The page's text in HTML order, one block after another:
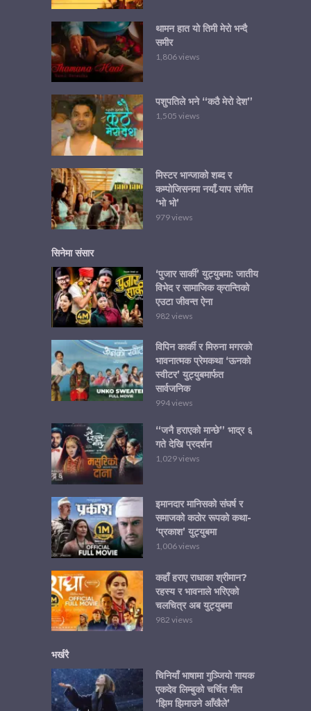
थामन हात यो तिमी मेरो भन्दै
समीर
1,806 views
पशुपतिले भने “कठै मेरो देश”
1,505 views
मिस्टर भान्जाको शब्द र
कम्पोजिसनमा नयाँ र्‍याप संगीत
‘भो भो’
979 views
सिनेमा संसार
‘पुजार सार्की’ युट्युबमा: जातीय
विभेद र सामाजिक क्रान्तिको
एउटा जीवन्त ऐना
982 views
विपिन कार्की र मिरुना मगरको
भावनात्मक प्रेमकथा ‘ऊनको
स्वीटर’ युट्युबमार्फत
सार्वजनिक
994 views
“जनै हराएको मान्छे” भाद्र ६
गते देखि प्रदर्शन
1,029 views
इमानदार मानिसको संघर्ष र
समाजको कठोर रूपको कथा-
‘प्रकाश’ युट्युबमा
1,006 views
कहाँ हराए राधाका श्रीमान?
रहस्य र भावनाले भरिएको
चलचित्र अब युट्युबमा
982 views
भर्खरै
चिनियाँ भाषामा गुञ्जियो गायक
एकदेव लिम्बुको चर्चित गीत
‘झिम झिमाउने आँखैले’